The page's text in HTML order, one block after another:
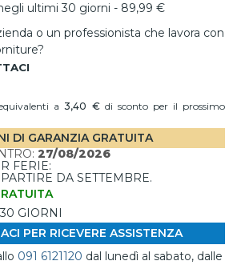
ultimi 30 giorni - 89,99 €
o un professionista che lavora con
a3,40 €di sconto per il prossimo
DI GARANZIA GRATUITA
27/08/2026
FERIE:
DA SETTEMBRE.
GIORNI
PER RICEVERE ASSISTENZA
091 6121120 dal lunedì al sabato, dalle